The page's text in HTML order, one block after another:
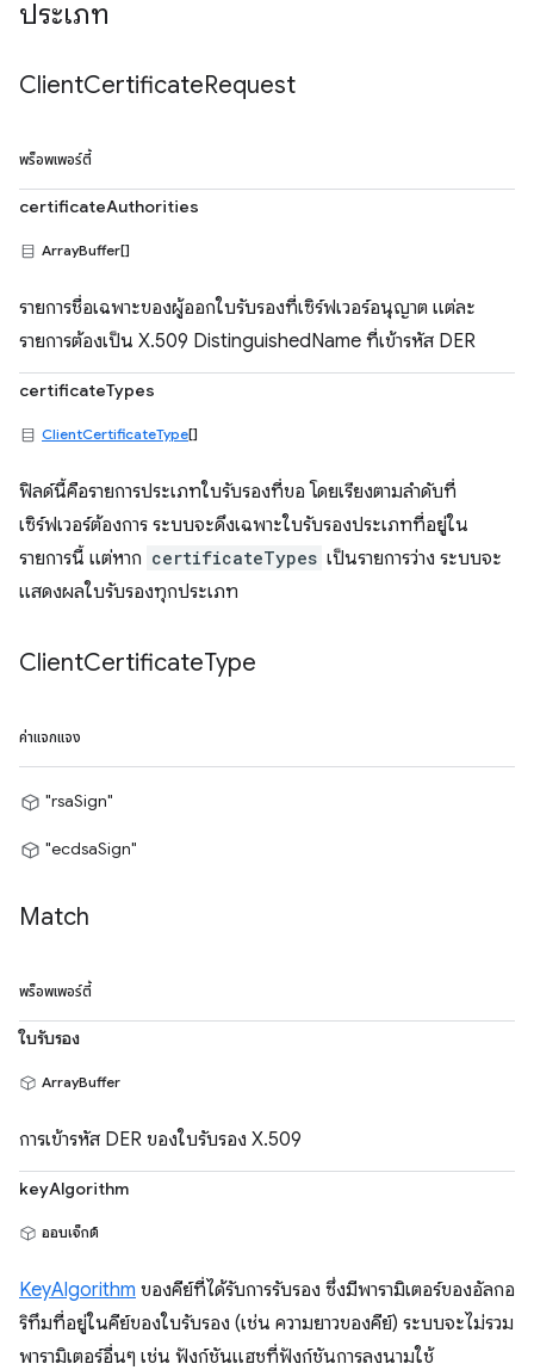
ประเภท
ClientCertificateRequest
พร็อพเพอร์ตี้
certificateAuthorities
ArrayBuffer[]
รายการชื่อเฉพาะของผู้ออกใบรับรองที่เซิร์ฟเวอร์อนุญาต แต่ละ
รายการต้องเป็น X.509 DistinguishedName ที่เข้ารหัส DER
certificateTypes
ClientCertificateType[]
ฟิลด์นี้คือรายการประเภทใบรับรองที่ขอ โดยเรียงตามลำดับที่
เซิร์ฟเวอร์ต้องการ ระบบจะดึงเฉพาะใบรับรองประเภทที่อยู่ใน
รายการนี้ แต่หาก certificateTypes เป็นรายการว่าง ระบบจะ
แสดงผลใบรับรองทุกประเภท
ClientCertificateType
ค่าแจกแจง
"rsaSign"
"ecdsaSign"
Match
พร็อพเพอร์ตี้
ใบรับรอง
ArrayBuffer
การเข้ารหัส DER ของใบรับรอง X.509
keyAlgorithm
ออบเจ็กต์
KeyAlgorithm ของคีย์ที่ได้รับการรับรอง ซึ่งมีพารามิเตอร์ของอัลกอ
ริทึมที่อยู่ในคีย์ของใบรับรอง (เช่น ความยาวของคีย์) ระบบจะไม่รวม
พารามิเตอร์อื่นๆ เช่น ฟังก์ชันแฮชที่ฟังก์ชันการลงนามใช้